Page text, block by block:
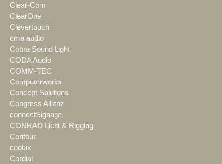
Clear-Com
ClearOne
Clevertouch
cma audio
Cobra Sound Light
CODA Audio
COMM-TEC
Computerworks
Concept Solutions
Congress Allianz
connectSignage
CONRAD Licht & Rigging
Contour
coolux
Cordial